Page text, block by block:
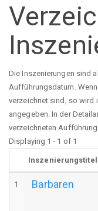
Die Inszenierungen sind
Aufführungsdatum.
verzeichnet sind, so wird
angegeben. In der
verzeichneten
Displaying 1 - 1 of 1
Inszenierungstitel
1 Barbaren